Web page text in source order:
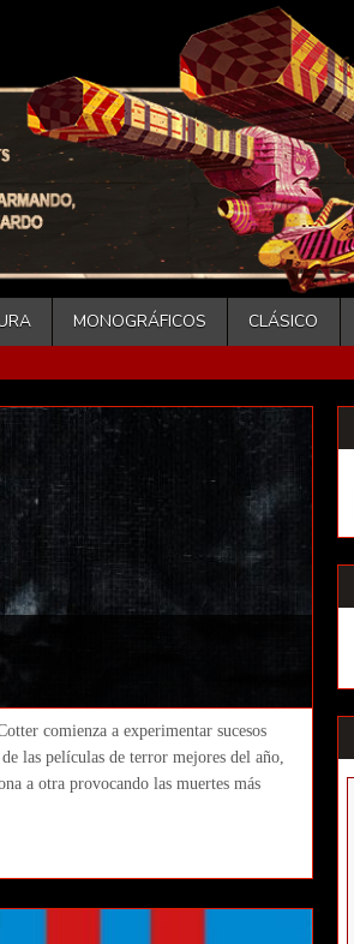
MONOGRÁFICOS CLÁSICO
comienza a experimentar sucesos
las películas de terror mejores del año,
a otra provocando las muertes más